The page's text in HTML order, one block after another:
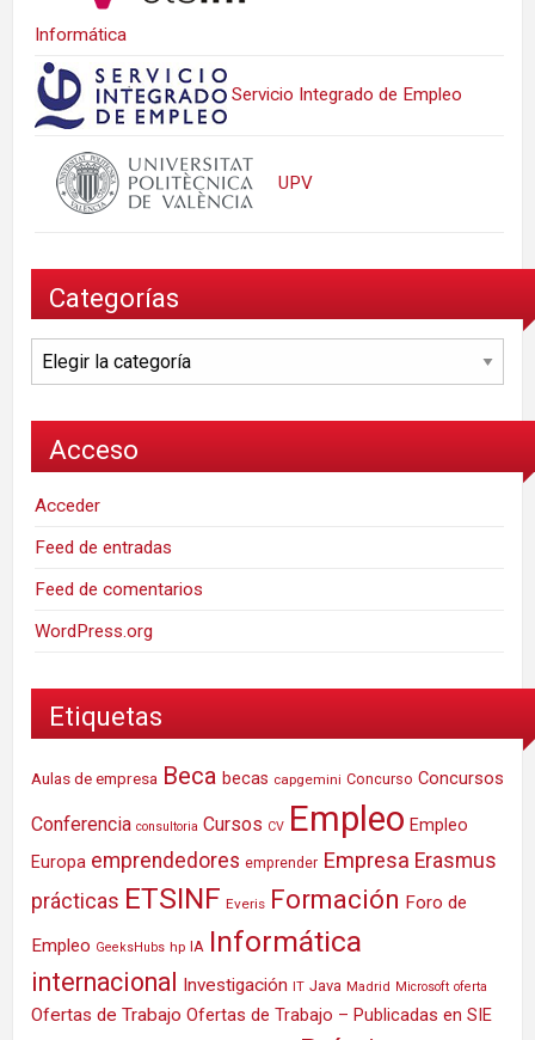
Informática
Servicio Integrado de Empleo
UPV
Categorías
Categorías
Acceso
Acceder
Feed de entradas
Feed de comentarios
WordPress.org
Etiquetas
Aulas de empresa Beca becas capgemini Concurso Concursos
Conferencia consultoria Cursos CV Empleo Empleo
Europa emprendedores emprender Empresa Erasmus
prácticas ETSINF Everis Formación Foro de
Empleo GeeksHubs hp IA Informática
internacional Investigación IT Java Madrid Microsoft oferta
Ofertas de Trabajo Ofertas de Trabajo – Publicadas en SIE